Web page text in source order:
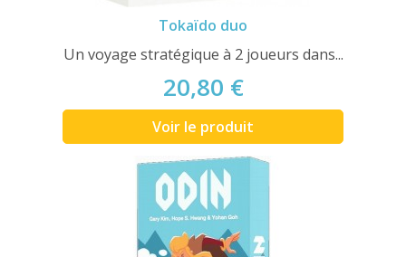
Tokaïdo duo
Un voyage stratégique à 2 joueurs dans...
20,80 €
Voir le produit